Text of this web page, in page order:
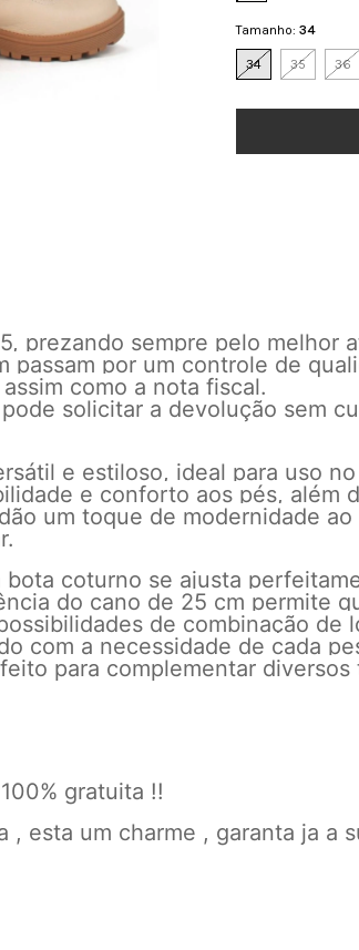
Tamanho: 34
34 35 36
prezando sempre pelo melhor
por um controle de
como a nota fiscal.
solicitar a devolução sem
e estiloso, ideal para uso
e conforto aos pés, além
um toque de modernidade
coturno se ajusta
do cano de 25 cm permite
de combinação de
com a necessidade de cada
para complementar diversos
gratuita !!
esta um charme , garanta ja a